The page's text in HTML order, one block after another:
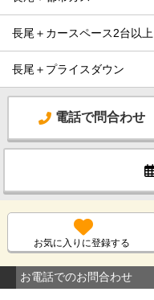
長尾＋カースペース2台以上
長尾＋プライスダウン
電話で問合わせ
お気に入りに登録する
お電話でのお問合わせ